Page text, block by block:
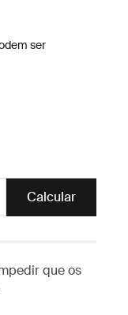
ser
Calcular
que os